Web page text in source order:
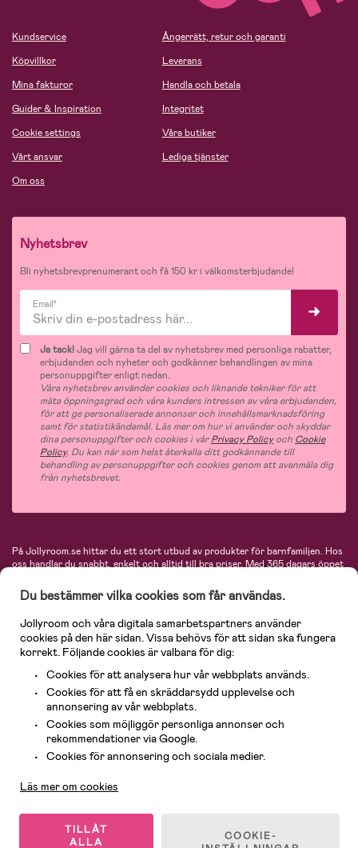
Kundservice
Köpvillkor
Mina fakturor
Guider & Inspiration
Cookie settings
Vårt ansvar
Om oss
Ångerrätt, retur och garanti
Leverans
Handla och betala
Integritet
Våra butiker
Lediga tjänster
Nyhetsbrev
Bli nyhetsbrevprenumerant och få 150 kr i välkomsterbjudande!
Email*
Ja tack!Jag vill gärna ta del av nyhetsbrev med personliga rabatter,
erbjudanden och nyheter och godkänner behandlingen av mina
personuppgifter enligt nedan.
Våra nyhetsbrev använder cookies och liknande tekniker för att
mäta öppningsgrad och våra kunders intressen av våra erbjudanden,
för att ge personaliserade annonser och innehållsmarknadsföring
samt för statistikändamål. Läs mer om hur vi använder och skyddar
dina personuppgifter och cookies i vårPrivacy Policyoch Cookie
Policy. Du kan när som helst återkalla ditt godkännande till
behandling av personuppgifter och cookies genom att avanmäla dig
från nyhetsbrevet.
På Jollyroom.se hittar du ett stort utbud av produkter för barnfamiljen. Hos
oss handlar du snabbt, enkelt och alltid till bra priser. Med 365 dagars öppet
hos oss. I vårt sortiment hittar du barnvagnar, bilstolar, kläder för barn och
baby, produkter för mamman, massor av inspirerande inredning, leksaker,
varumärken så som Britax, Maxi-Cosi, Baby Jogger, BabyBjörn, Didriksons,
KidKraft, Ergobaby, Philips Avent, Neonate, Cybex, LEGO och många fler.
Välkommen in och kika runt i Nordens största barn- och babybutik på nätet!
© 2026 Jollyroom AB. Alla rättigheter reserverade.
Du bestämmer vilka cookies som får användas.
Jollyroom och våra digitala samarbetspartners använder
cookies på den här sidan. Vissa behövs för att sidan ska fungera
korrekt. Följande cookies är valbara för dig:
Cookies för att analysera hur vår webbplats används.
Cookies för att få en skräddarsydd upplevelse och
annonsering av vår webbplats.
Cookies som möjliggör personliga annonser och
rekommendationer via Google.
Cookies för annonsering och sociala medier.
Läs mer om cookies
TILLÅT
ALLA
COOKIE-